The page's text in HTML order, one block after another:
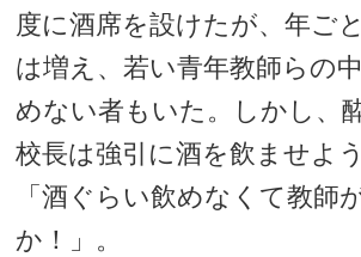
度に酒席を設けたが、年ご
は増え、若い青年教師らの
めない者もいた。しかし、
校長は強引に酒を飲ませよ
「酒ぐらい飲めなくて教師
か！」。